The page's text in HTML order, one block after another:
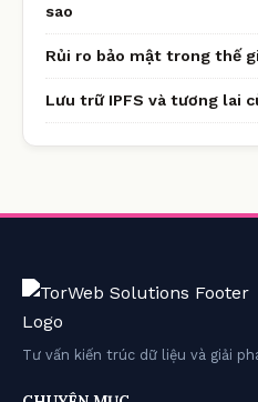
sao
Rủi ro bảo mật trong thế
Lưu trữ IPFS và tương lai
Tư vấn kiến trúc dữ liệu và giải